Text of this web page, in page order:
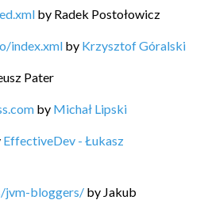
by Radek Postołowicz
index.xml by Krzysztof Góralski
Pater
by Michał Lipski
EffectiveDev - Łukasz
jvm-bloggers/ by Jakub